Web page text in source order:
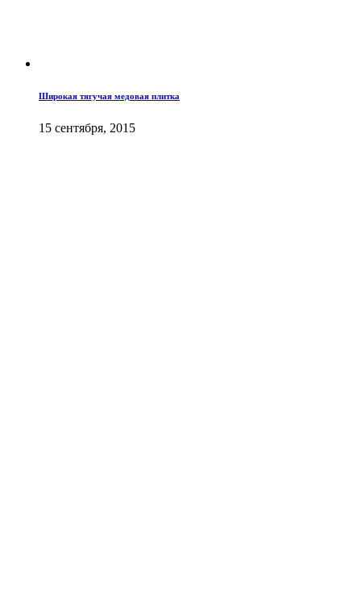
Широкая тягучая медовая плитка
15 сентября, 2015